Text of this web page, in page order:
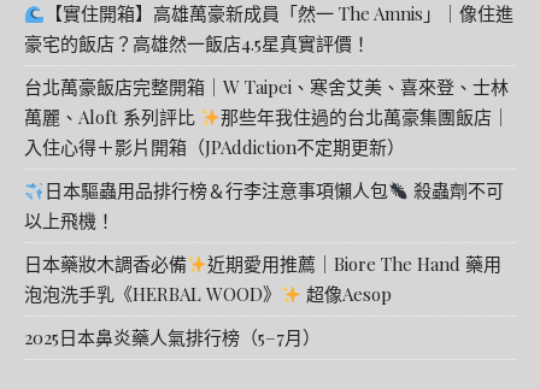
【實住開箱】高雄萬豪新成員「然一 The Amnis」｜像住進
豪宅的飯店？高雄然一飯店4.5星真實評價！
台北萬豪飯店完整開箱｜W Taipei、寒舍艾美、喜來登、士林
萬麗、Aloft 系列評比
那些年我住過的台北萬豪集團飯店｜
入住心得＋影片開箱（JPAddiction不定期更新）
日本驅蟲用品排行榜＆行李注意事項懶人包
殺蟲劑不可
以上飛機！
日本藥妝木調香必備
近期愛用推薦｜Biore The Hand 藥用
泡泡洗手乳《HERBAL WOOD》
超像Aesop
2025日本鼻炎藥人氣排行榜（5–7月）